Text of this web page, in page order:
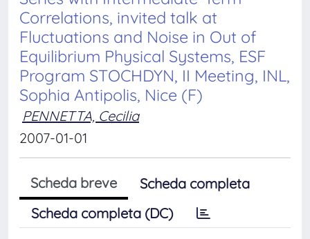
Correlations, invited talk at
Fluctuations and Noise in Out of
Equilibrium Physical Systems, ESF
Program STOCHDYN, II Meeting, INL,
Sophia Antipolis, Nice (F)
PENNETTA, Cecilia
2007-01-01
Scheda breve
Scheda completa
Scheda completa (DC)